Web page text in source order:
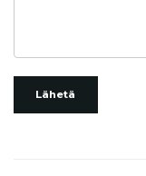
Lähetä